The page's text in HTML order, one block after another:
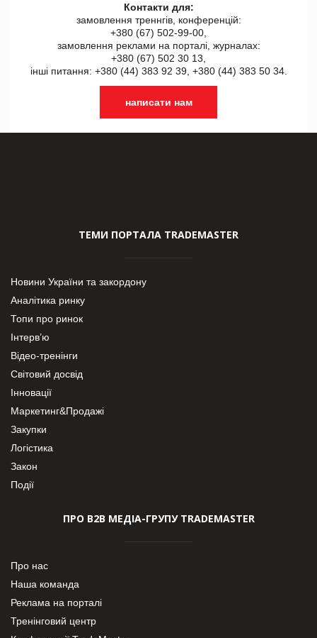
Контакти для:
замовлення треннгів, конференцій:
+380 (67) 502-99-00,
замовлення реклами на порталі, журналах:
+380 (67) 502 30 13,
інші питання: +380 (44) 383 92 39, +380 (44) 383 50 34.
написати нам
ТЕМИ ПОРТАЛА TRADEMASTER
Новини України та закордону
Аналітика ринку
Топи про ринок
Інтерв’ю
Відео-тренінги
Світовий досвід
Інновації
Маркетинг&Продажі
Закупки
Логістика
Закон
Події
ПРО В2В МЕДІА-ГРУПУ TRADEMASTER
Про нас
Наша команда
Реклама на порталі
Тренінговий центр